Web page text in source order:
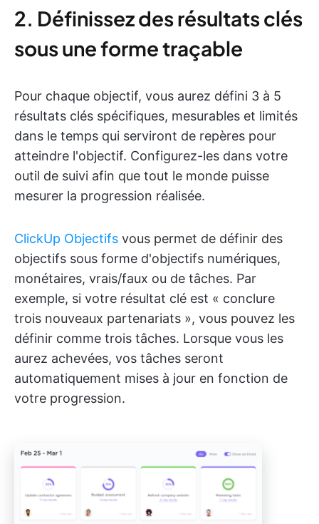
2. Définissez des résultats clés
sous une forme traçable
Pour chaque objectif, vous aurez défini 3 à 5
résultats clés spécifiques, mesurables et limités
dans le temps qui serviront de repères pour
atteindre l'objectif. Configurez-les dans votre
outil de suivi afin que tout le monde puisse
mesurer la progression réalisée.
ClickUp Objectifs vous permet de définir des
objectifs sous forme d'objectifs numériques,
monétaires, vrais/faux ou de tâches. Par
exemple, si votre résultat clé est « conclure
trois nouveaux partenariats », vous pouvez les
définir comme trois tâches. Lorsque vous les
aurez achevées, vos tâches seront
automatiquement mises à jour en fonction de
votre progression.